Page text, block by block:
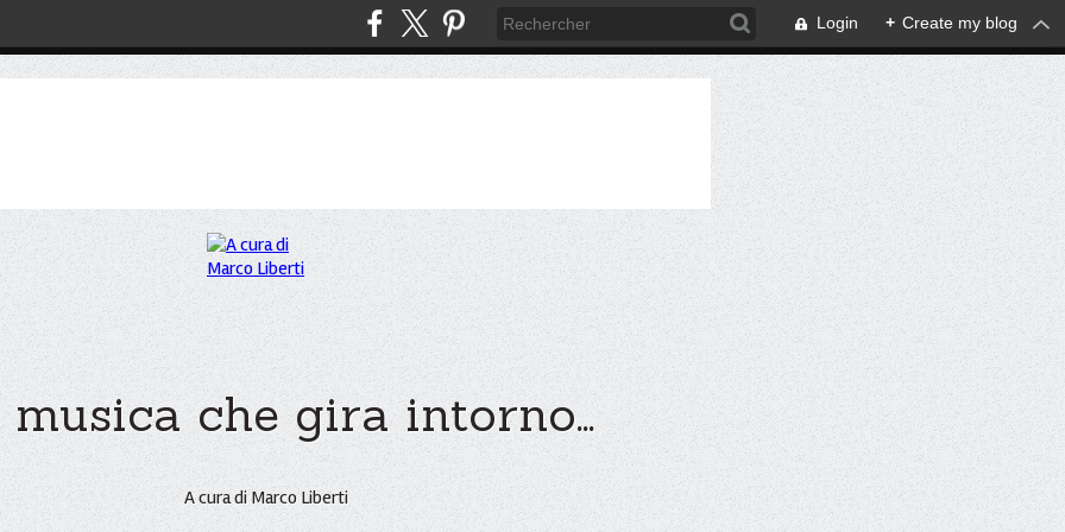
Login + Create my blog
che gira intorno...
A cura di Marco Liberti